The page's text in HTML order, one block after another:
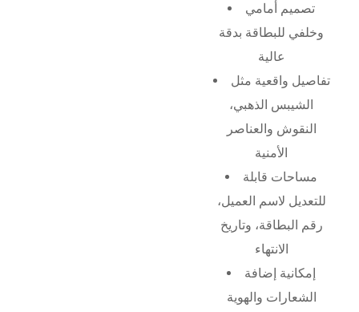
تصميم أمامي
وخلفي للبطاقة بدقة
عالية
تفاصيل واقعية مثل
الشيبس الذهبي،
النقوش والعناصر
الأمنية
مساحات قابلة
للتعديل لاسم العميل،
رقم البطاقة، وتاريخ
الانتهاء
إمكانية إضافة
الشعارات والهوية